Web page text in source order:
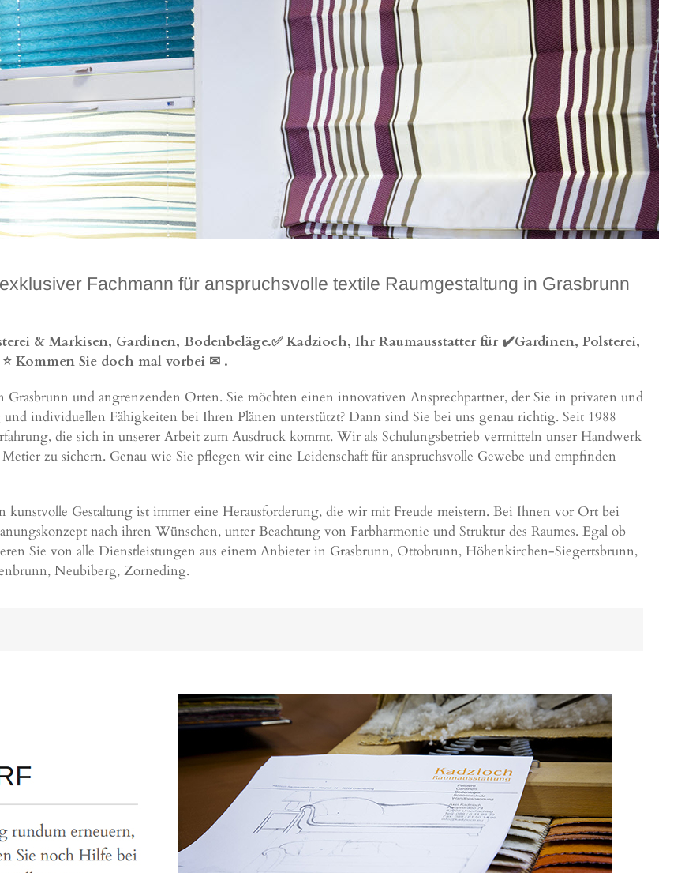
Fachmann für anspruchsvolle textile Raumgestaltung in Grasbrunn
& Markisen, Gardinen, Bodenbeläge.✅ Kadzioch, Ihr Raumausstatter für ✔️Gardinen, Polsterei,
Kommen Sie doch mal vorbei ✉ .
Grasbrunn und angrenzenden Orten. Sie möchten einen innovativen Ansprechpartner, der Sie in privaten und
individuellen Fähigkeiten bei Ihren Plänen unterstützt? Dann sind Sie bei uns genau richtig. Seit 1988
die sich in unserer Arbeit zum Ausdruck kommt. Wir als Schulungsbetrieb vermitteln unser Handwerk
zu sichern. Genau wie Sie pflegen wir eine Leidenschaft für anspruchsvolle Gewebe und empfinden
kunstvolle Gestaltung ist immer eine Herausforderung, die wir mit Freude meistern. Bei Ihnen vor Ort bei
nach ihren Wünschen, unter Beachtung von Farbharmonie und Struktur des Raumes. Egal ob
Sie von alle Dienstleistungen aus einem Anbieter in Grasbrunn, Ottobrunn, Höhenkirchen-Siegertsbrunn,
, Neubiberg, Zorneding.